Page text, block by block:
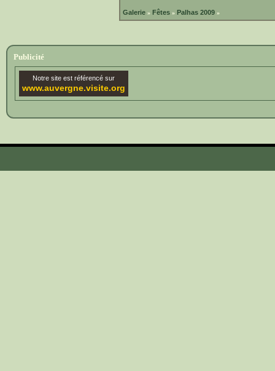
Galerie » Fêtes » Palhas 2009 »
Publicité
Notre site est référencé sur
www.auvergne.visite.org